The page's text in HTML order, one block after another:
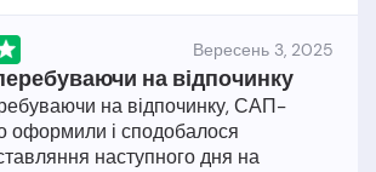
Вересень 3, 2025
на відпочинку
на відпочинку, САП-
оформили і сподобалося
наступного дня на